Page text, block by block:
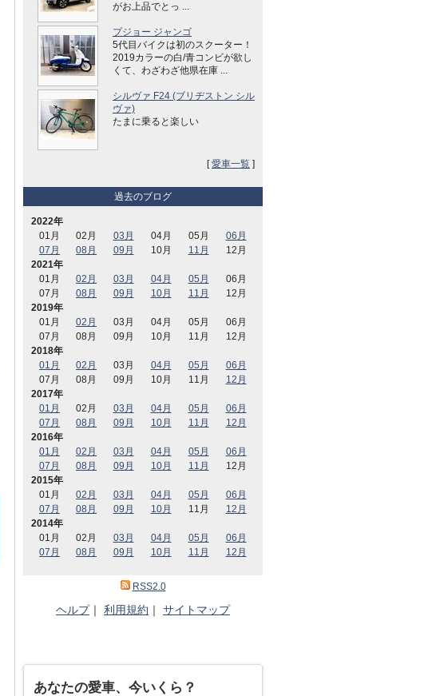
がお上品でとっ ...
プジョー ジャンゴ
5代目バイクは初のスクーター！
2019カラーの白/青コンビが欲し
くて、わざわざ他県在庫 ...
シルヴァ F24 (ブリヂストン シル
ヴァ)
たまに乗ると楽しい
[愛車一覧 ]
過去のブログ
2022年
01月
02月 03月 04月 05月
06月
07月
08月 09月 10月 11月
12月
2021年
01月
02月 03月 04月 05月
06月
07月
08月 09月 10月 11月
12月
2019年
01月
02月 03月 04月 05月
06月
07月
08月 09月 10月 11月
12月
2018年
01月
02月 03月 04月 05月
06月
07月
08月 09月 10月 11月
12月
2017年
01月
02月 03月 04月 05月
06月
07月
08月 09月 10月 11月
12月
2016年
01月
02月 03月 04月 05月
06月
07月
08月 09月 10月 11月
12月
2015年
01月
02月 03月 04月 05月
06月
07月
08月 09月 10月 11月
12月
2014年
01月
02月 03月 04月 05月
06月
07月
08月 09月 10月 11月 12月
RSS2.0
ヘルプ｜ 利用規約 ｜ サイトマップ
あなたの愛車、今いくら？